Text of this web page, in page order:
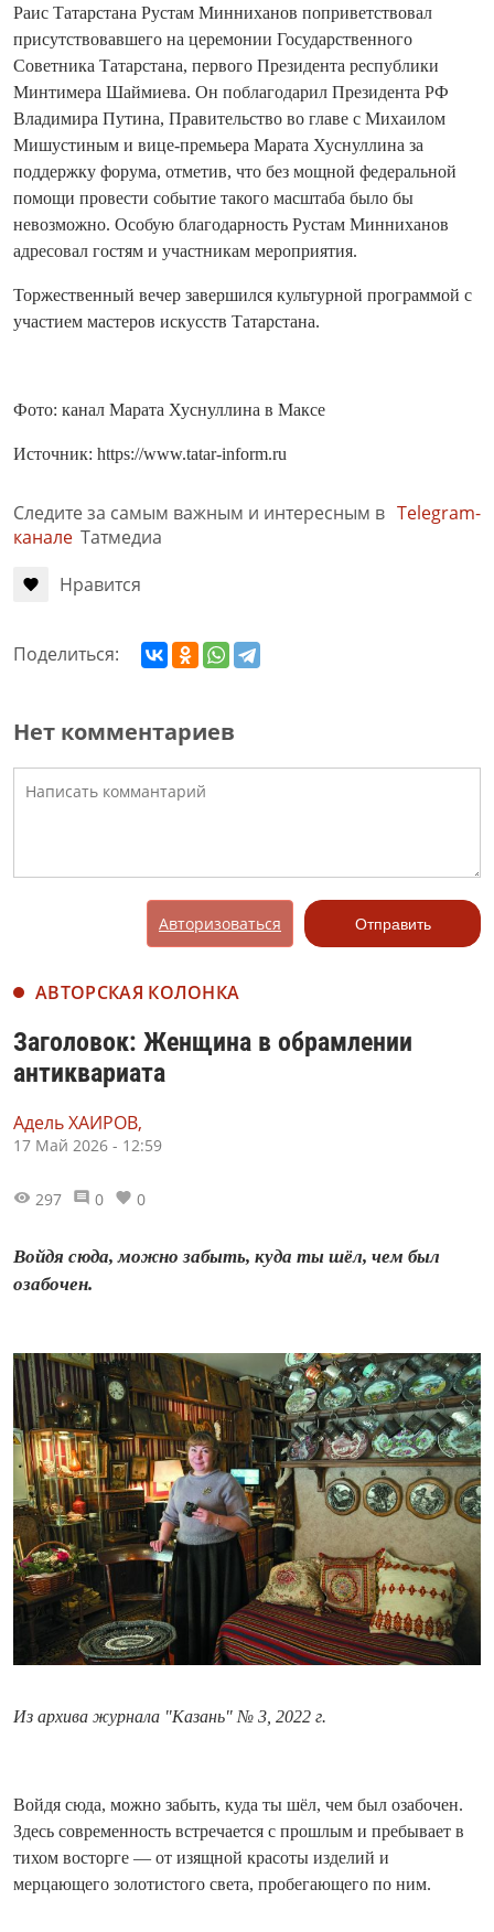
Раис Татарстана Рустам Минниханов поприветствовал
присутствовавшего на церемонии Государственного
Советника Татарстана, первого Президента республики
Минтимера Шаймиева. Он поблагодарил Президента РФ
Владимира Путина, Правительство во главе с Михаилом
Мишустиным и вице-премьера Марата Хуснуллина за
поддержку форума, отметив, что без мощной федеральной
помощи провести событие такого масштаба было бы
невозможно. Особую благодарность Рустам Минниханов
адресовал гостям и участникам мероприятия.
Торжественный вечер завершился культурной программой с
участием мастеров искусств Татарстана.
Фото: канал Марата Хуснуллина в Максе
Источник: https://www.tatar-inform.ru
Следите за самым важным и интересным в Telegram-
канале Татмедиа
Нравится
Поделиться:
Нет комментариев
Авторизоваться Отправить
АВТОРСКАЯ КОЛОНКА
Заголовок: Женщина в обрамлении
антиквариата
Адель ХАИРОВ,
17 Май 2026 - 12:59
297 0 0
Войдя сюда, можно забыть, куда ты шёл, чем был
озабочен.
Из архива журнала "Казань" № 3, 2022 г.
Войдя сюда, можно забыть, куда ты шёл, чем был озабочен.
Здесь современность встречается с прошлым и пребывает в
тихом восторге — от изящной красоты изделий и
мерцающего золотистого света, пробегающего по ним.